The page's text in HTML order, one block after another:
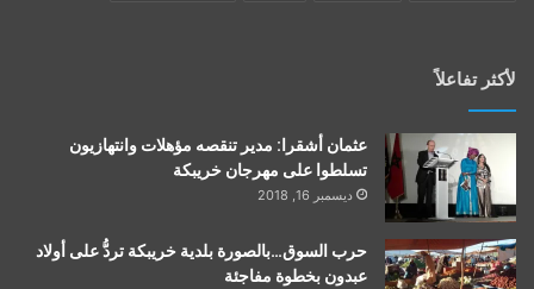
لأكثر تفاعلاً
عثمان أشقرا: مدير تنقصه مؤهلات وانتهازيون
تسلطوا على مهرجان خريبكة
ديسمبر 16, 2018
حرب السوق…بالصورة بلدية خريبكة تردُّ على أولاد
عبدون بخطوة مفاجئة